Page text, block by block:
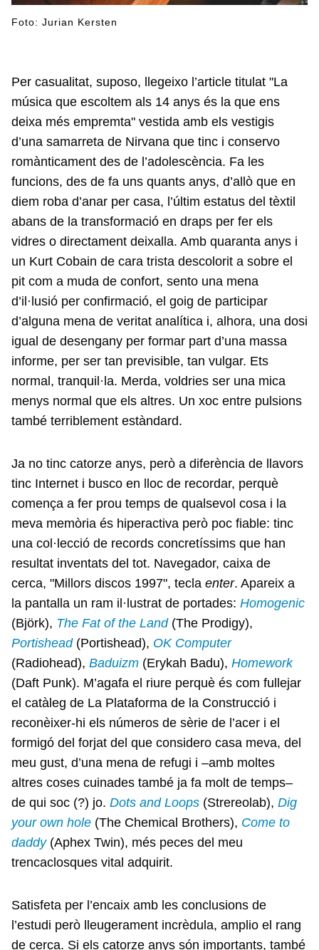
Foto: Jurian Kersten
Per casualitat, suposo, llegeixo l’article titulat "La
música que escoltem als 14 anys és la que ens
deixa més empremta" vestida amb els vestigis
d’una samarreta de Nirvana que tinc i conservo
romànticament des de l’adolescència. Fa les
funcions, des de fa uns quants anys, d’allò que en
diem roba d’anar per casa, l’últim estatus del tèxtil
abans de la transformació en draps per fer els
vidres o directament deixalla. Amb quaranta anys i
un Kurt Cobain de cara trista descolorit a sobre el
pit com a muda de confort, sento una mena
d’il·lusió per confirmació, el goig de participar
d’alguna mena de veritat analítica i, alhora, una dosi
igual de desengany per formar part d’una massa
informe, per ser tan previsible, tan vulgar. Ets
normal, tranquil·la. Merda, voldries ser una mica
menys normal que els altres. Un xoc entre pulsions
també terriblement estàndard.
Ja no tinc catorze anys, però a diferència de llavors
tinc Internet i busco en lloc de recordar, perquè
comença a fer prou temps de qualsevol cosa i la
meva memòria és hiperactiva però poc fiable: tinc
una col·lecció de records concretíssims que han
resultat inventats del tot. Navegador, caixa de
cerca, "Millors discos 1997", tecla enter. Apareix a
la pantalla un ram il·lustrat de portades: Homogenic
(Björk), The Fat of the Land(The Prodigy),
Portishead(Portishead), OK Computer
(Radiohead), Baduizm (Erykah Badu), Homework
(Daft Punk). M’agafa el riure perquè és com fullejar
el catàleg de La Plataforma de la Construcció i
reconèixer-hi els números de sèrie de l’acer i el
formigó del forjat del que considero casa meva, del
meu gust, d’una mena de refugi i –amb moltes
altres coses cuinades també ja fa molt de temps–
de qui soc (?) jo. Dots and Loops (Strereolab), Dig
your own hole (The Chemical Brothers), Come to
daddy(Aphex Twin), més peces del meu
trencaclosques vital adquirit.
Satisfeta per l’encaix amb les conclusions de
l’estudi però lleugerament incrèdula, amplio el rang
de cerca. Si els catorze anys són importants, també